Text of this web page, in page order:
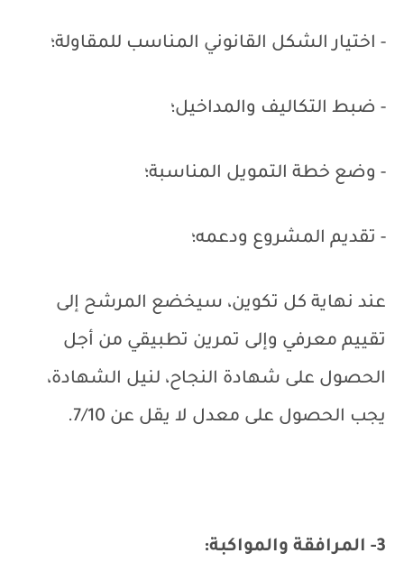
- اختيار الشكل القانوني المناسب للمقاولة؛
- ضبط التكاليف والمداخيل؛
- وضع خطة التمويل المناسبة؛
- تقديم المشروع ودعمه؛
عند نهاية كل تكوين، سيخضع المرشح إلى
تقييم معرفي وإلى تمرين تطبيقي من أجل
الحصول على شهادة النجاح، لنيل الشهادة،
يجب الحصول على معدل لا يقل عن 7/10.
3- المرافقة والمواكبة: